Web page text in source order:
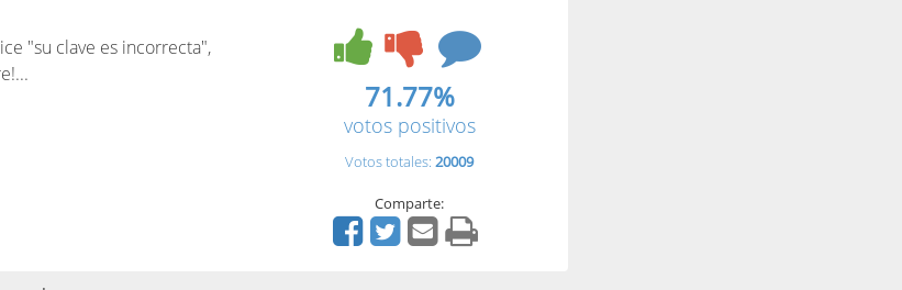
"su clave es incorrecta",
71.77%
votos positivos
Votos totales: 20009
Comparte: